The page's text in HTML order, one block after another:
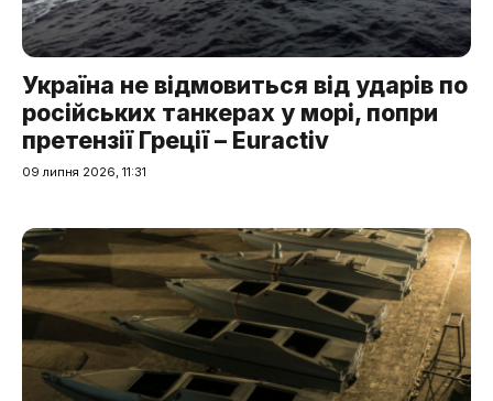
Україна не відмовиться від ударів по
російських танкерах у морі, попри
претензії Греції – Euractiv
09 липня 2026, 11:31